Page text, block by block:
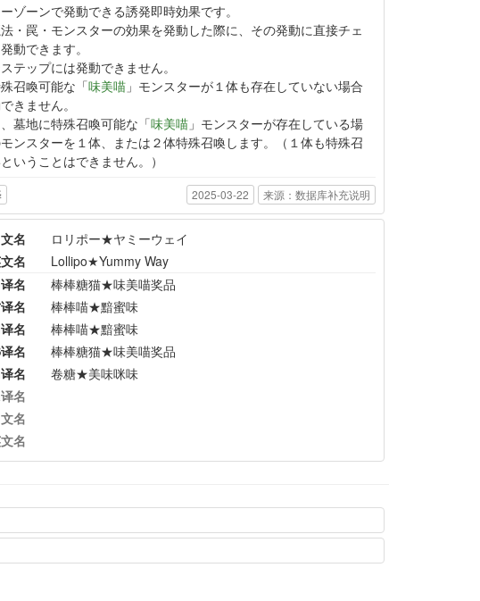
ゾーンで発動できる誘発即時効果です。
・罠・モンスターの効果を発動した際に、その発動に直接チェ
動できます。
テップには発動できません。
召喚可能な「味美喵 」モンスターが１体も存在していない場合
きません。
墓地に特殊召喚可能な「味美喵 」モンスターが存在している場
ンスターを１体、または２体特殊召喚します。（１体も特殊召
いうことはできません。）
2025-03-22 来源：数据库补充说明
名
ロリポー★ヤミーウェイ
名
Lollipo★Yummy Way
名
棒棒糖猫★味美喵奖品
名
棒棒喵★黯蜜味
名
棒棒喵★黯蜜味
名
棒棒糖猫★味美喵奖品
名
卷糖★美味咪味
名
名
名